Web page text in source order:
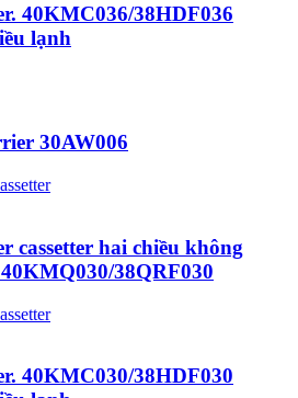
40KMC036/38HDF036
lạnh
30AW006
cassetter hai chiều không
38QRF030
40KMC030/38HDF030